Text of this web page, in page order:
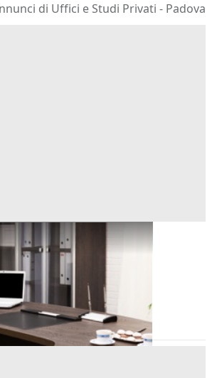
di Uffici e Studi Privati - Padova
all'asta a Padova
€